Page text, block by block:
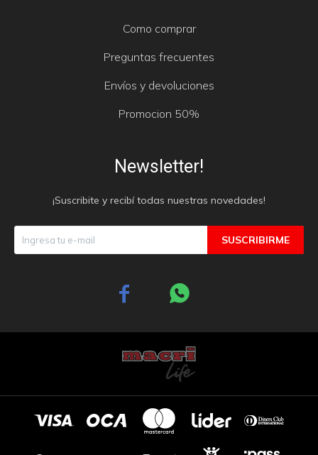
Como comprar
Preguntas frecuentes
Envíos y devoluciones
Promocion 50%
Newsletter!
¡Suscribite y recibí todas nuestras novedades!
SUSCRIBIRME
 